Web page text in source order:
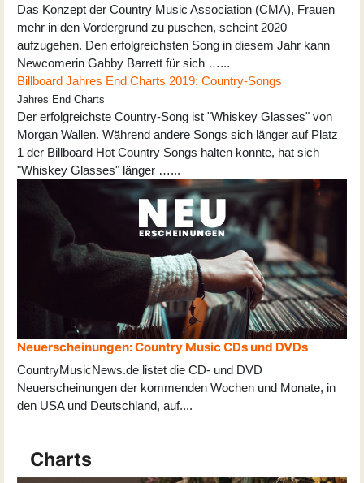
Das Konzept der Country Music Association (CMA), Frauen
mehr in den Vordergrund zu puschen, scheint 2020
aufzugehen. Den erfolgreichsten Song in diesem Jahr kann
Newcomerin Gabby Barrett für sich …...
Billboard Jahres End Charts 2019: Country-Songs
Jahres End Charts
Der erfolgreichste Country-Song ist "Whiskey Glasses" von
Morgan Wallen. Während andere Songs sich länger auf Platz
1 der Billboard Hot Country Songs halten konnte, hat sich
"Whiskey Glasses" länger …...
Neuerscheinungen: Country Music CDs und DVDs
CountryMusicNews.de listet die CD- und DVD
Neuerscheinungen der kommenden Wochen und Monate, in
den USA und Deutschland, auf....
Charts